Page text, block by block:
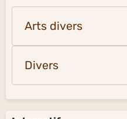
Arts divers
Divers